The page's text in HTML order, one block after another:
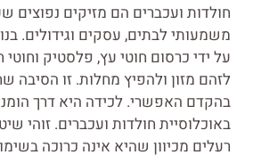
חולדות ועכברים הם מזיקים נפוצים
משמעותי לבתים, עסקים וגידולים.
על ידי כרסום חוטי עץ, פלסטיק
לזהם מזון ולהפיץ מחלות. זו
בהקדם האפשרי. לכידה היא דרך
באוכלוסיית חולדות ועכברים. זוהי
רעלים מכיוון שהיא אינה כרוכה